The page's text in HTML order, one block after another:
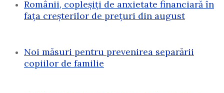
Românii, copleșiți de anxietate financiară în
fața creșterilor de prețuri din august
Noi măsuri pentru prevenirea separării
copiilor de familie